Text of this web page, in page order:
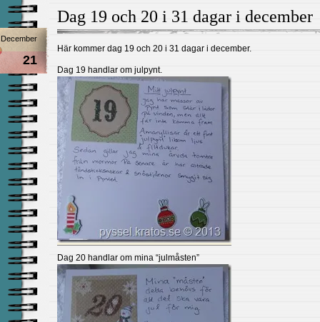
Dag 19 och 20 i 31 dagar i december
December
21
Här kommer dag 19 och 20 i 31 dagar i december.
Dag 19 handlar om julpynt.
Dag 20 handlar om mina “julmåsten”